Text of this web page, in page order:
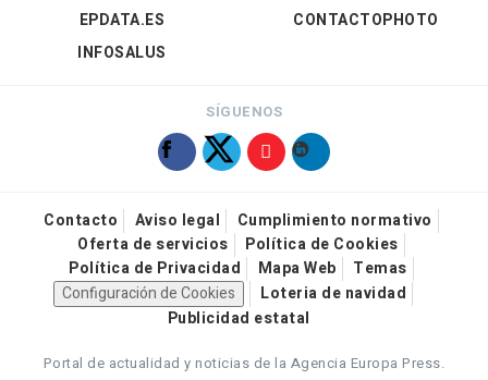
EPDATA.ES
INFOSALUS
CONTACTOPHOTO
SÍGUENOS
Contacto Aviso legal
Cumplimiento normativo
Oferta de servicios
Política de Cookies
Política de Privacidad
Mapa Web
Temas
Configuración de Cookies
Loteria de navidad
Publicidad estatal
Portal de actualidad y noticias de la Agencia Europa Press.